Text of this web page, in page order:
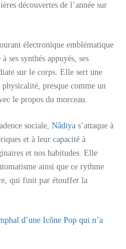
découvertes de l’année sur
électronique emblématique
ses synthés appuyés, ses
sur le corps. Elle sert une
presque comme un
le propos du morceau.
sociale, Nâdiya s’attaque à
et à leur capacité à
et nos habitudes. Elle
ainsi que ce rythme
qui finit par étouffer la
d’une Icône Pop qui n’a